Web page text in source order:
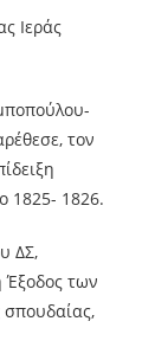
Ιεράς
τον
1825- 1826.
ΔΣ,
Έξοδος των